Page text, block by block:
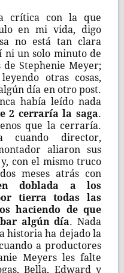
crítica con la que
en mi vida, digo
no está tan clara
ni un solo minuto de
Stephenie Meyer;
otras cosas,
día en otro post.
había leído nada
2 cerraría la saga.
que la cerraría.
cuando director,
aliaron sus
con el mismo truco
meses atrás con
doblada a los
tierra todas las
haciendo de que
algún día. Nada
historia ha dejado la
a productores
Meyers les falte
Bella, Edward y